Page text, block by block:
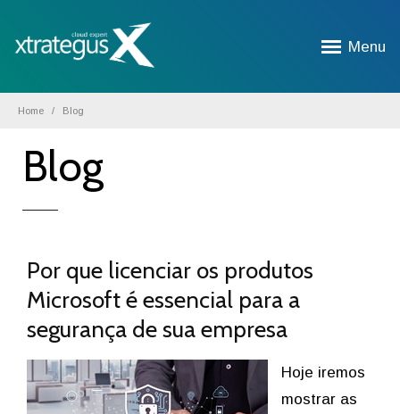
Menu
Home Blog
Blog
Por que licenciar os produtos
Microsoft é essencial para a
segurança de sua empresa
Hoje iremos
mostrar as